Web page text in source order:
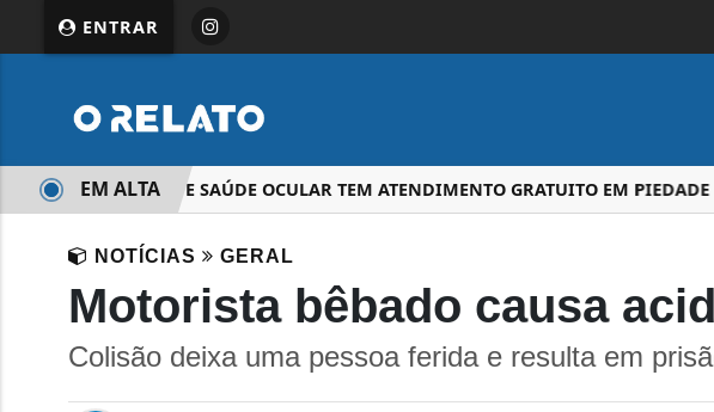
ENTRAR
CAMPANHA DE SAÚDE OCULAR TEM ATENDIMENTO GRATUITO EM PIEDADE
EM ALTA
NOTÍCIAS GERAL
Motorista bêbado causa
Colisão deixa uma pessoa ferida e resulta em